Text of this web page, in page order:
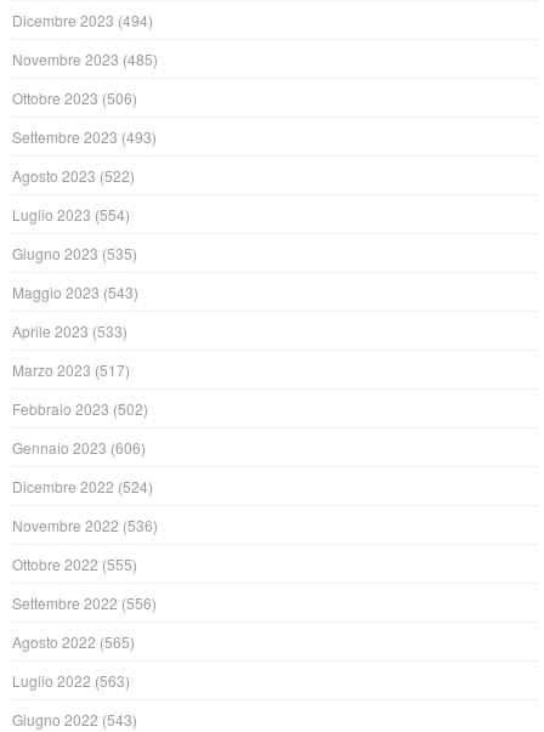
Dicembre 2023 (494)
Novembre 2023 (485)
Ottobre 2023 (506)
Settembre 2023 (493)
Agosto 2023 (522)
Luglio 2023 (554)
Giugno 2023 (535)
Maggio 2023 (543)
Aprile 2023 (533)
Marzo 2023 (517)
Febbraio 2023 (502)
Gennaio 2023 (606)
Dicembre 2022 (524)
Novembre 2022 (536)
Ottobre 2022 (555)
Settembre 2022 (556)
Agosto 2022 (565)
Luglio 2022 (563)
Giugno 2022 (543)